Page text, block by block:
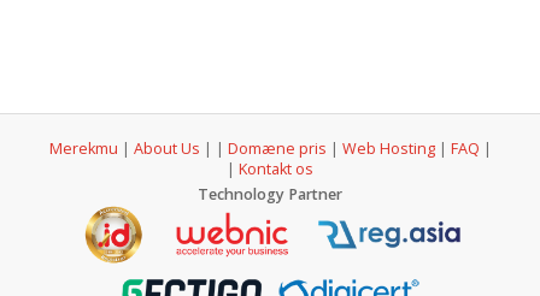
Merekmu | About Us | | Domæne pris | Web Hosting| FAQ |
| Kontakt os
Technology Partner